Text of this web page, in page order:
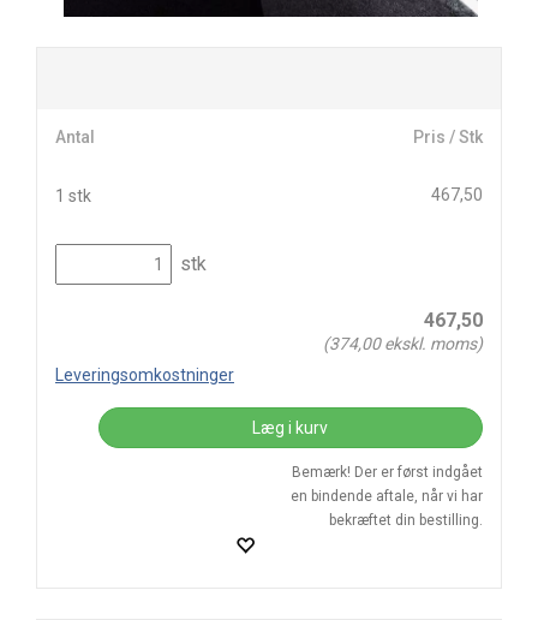
Antal Pris / Stk
1 stk 467,50
stk
467,50
(374,00ekskl. moms)
Leveringsomkostninger
Læg i kurv
Bemærk! Der er først indgået
en bindende aftale, når vi har
bekræftet din bestilling.